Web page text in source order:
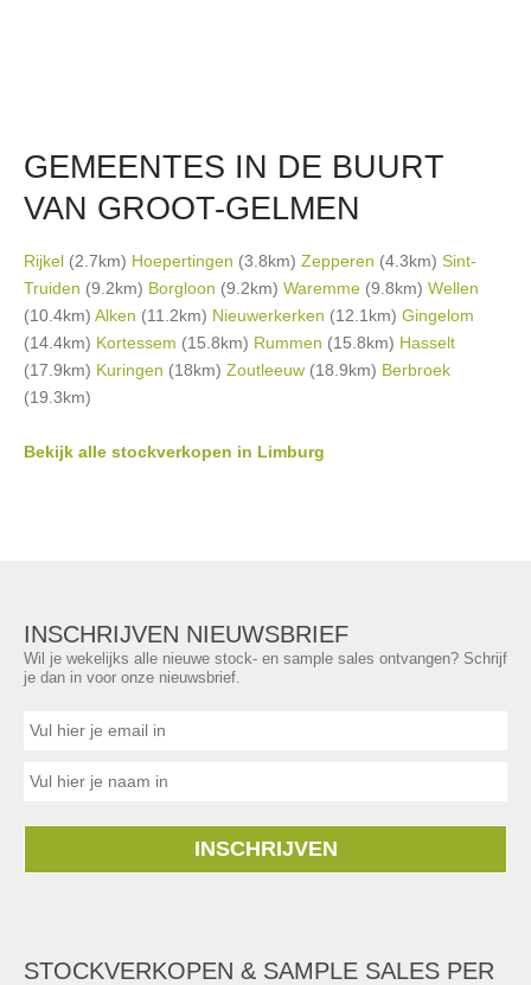
GEMEENTES IN DE BUURT
VAN GROOT-GELMEN
Rijkel (2.7km) Hoepertingen (3.8km) Zepperen (4.3km) Sint-
Truiden (9.2km) Borgloon (9.2km) Waremme (9.8km) Wellen
(10.4km) Alken (11.2km) Nieuwerkerken (12.1km) Gingelom
(14.4km) Kortessem (15.8km) Rummen (15.8km) Hasselt
(17.9km) Kuringen (18km) Zoutleeuw (18.9km) Berbroek
(19.3km)
Bekijk alle stockverkopen in Limburg
INSCHRIJVEN NIEUWSBRIEF
Wil je wekelijks alle nieuwe stock- en sample sales ontvangen? Schrijf
je dan in voor onze nieuwsbrief.
INSCHRIJVEN
STOCKVERKOPEN & SAMPLE SALES PER